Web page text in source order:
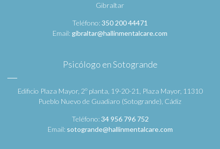
Gibraltar
Teléfono:350 200 44471
Email: gibraltar@hallinmentalcare.com
Psicólogo en Sotogrande
Edificio Plaza Mayor, 2º planta, 19-20-21, Plaza Mayor, 11310
Pueblo Nuevo de Guadiaro (Sotogrande), Cádiz
Teléfono:34 956 796 752
Email: sotogrande@hallinmentalcare.com